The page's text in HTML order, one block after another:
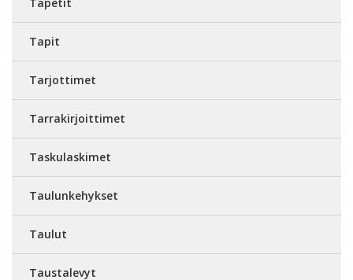
Tapit
Tarjottimet
Tarrakirjoittimet
Taskulaskimet
Taulunkehykset
Taulut
Taustalevyt